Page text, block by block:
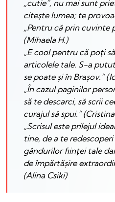
„cutie”, nu mai sunt
citește lumea; te
„Pentru că prin cuvinte
(Mihaela H.)
„E cool pentru că poți
articolele tale. S-a
se poate și în Brașov.”
„În cazul paginilor
să te descarci, să scrii
curajul să spui.”
„Scrisul este prilejul
tine, de a te
gândurilor ființei tale
de împărtășire
(Alina Csiki)